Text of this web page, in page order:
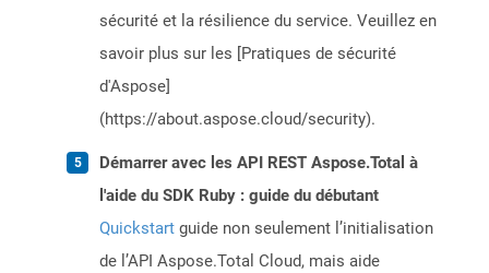
sécurité et la résilience du service. Veuillez en
savoir plus sur les [Pratiques de sécurité
d'Aspose]
(https://about.aspose.cloud/security).
Démarrer avec les API REST Aspose.Total à
l'aide du SDK Ruby : guide du débutant
Quickstart guide non seulement l’initialisation
de l’API Aspose.Total Cloud, mais aide